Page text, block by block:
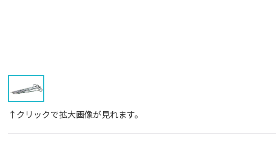
↑クリックで拡大画像が見れます。